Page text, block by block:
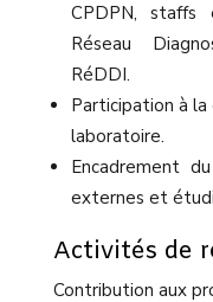
CPDPN, staffs
Réseau
RéDDI.
Participation à la
laboratoire.
Encadrement
externes et
Activités de
Contribution aux